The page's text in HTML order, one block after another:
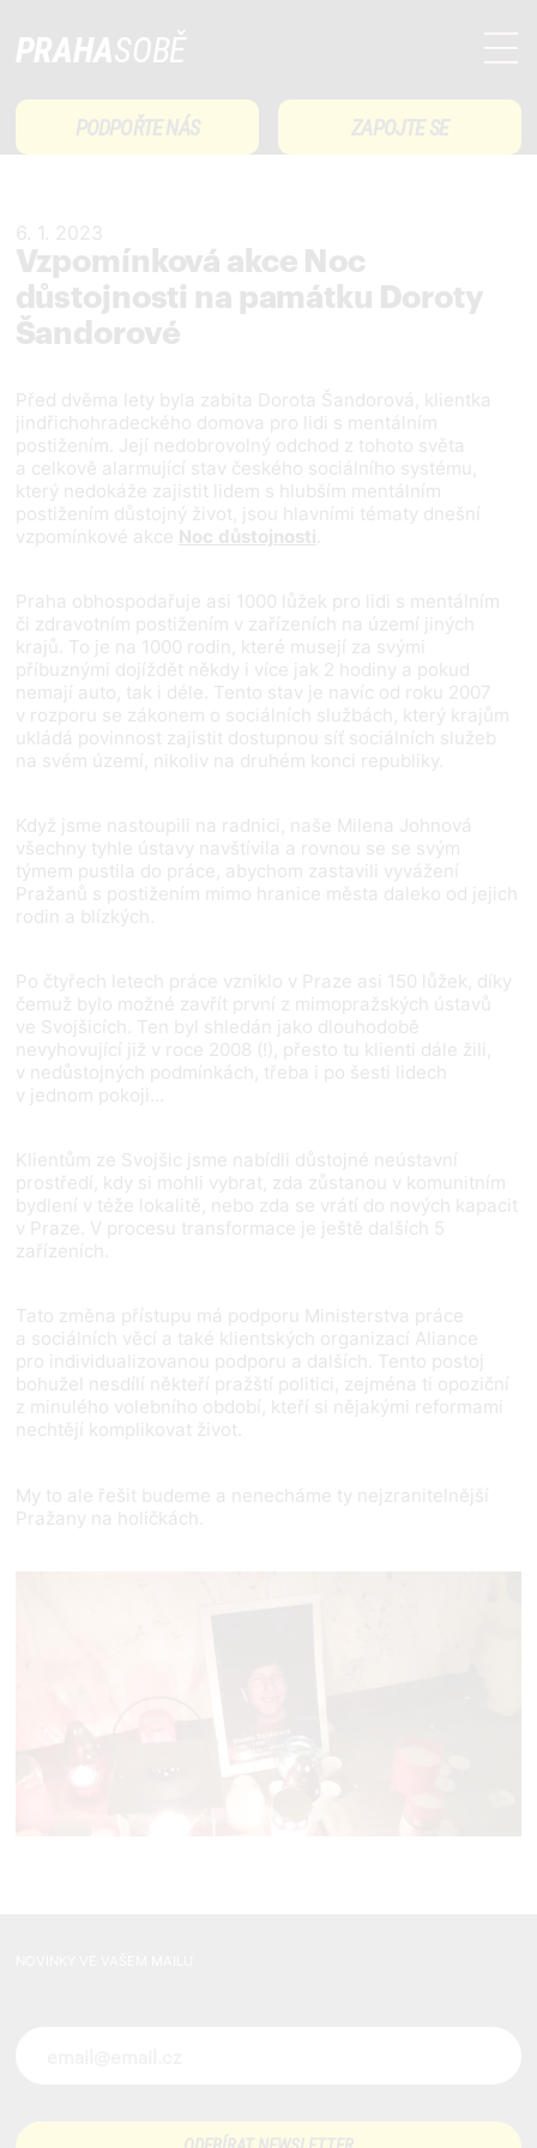
PRAHASOBĚ
PODPOŘTE NÁS ZAPOJTE SE
6. 1. 2023
Vzpomínková akce Noc
důstojnosti na památku Doroty
Šandorové
Před dvěma lety byla zabita Dorota Šandorová, klientka
jindřichohradeckého domova pro lidi s mentálním
postižením. Její nedobrovolný odchod z tohoto světa
a celkově alarmující stav českého sociálního systému,
který nedokáže zajistit lidem s hlubším mentálním
postižením důstojný život, jsou hlavními tématy dnešní
vzpomínkové akce Noc důstojnosti
Praha obhospodařuje asi 1000 lůžek pro lidi s mentálním
či zdravotním postižením v zařízeních na území jiných
krajů. To je na 1000 rodin, které musejí za svými
příbuznými dojíždět někdy i více jak 2 hodiny a pokud
nemají auto, tak i déle. Tento stav je navíc od roku 2007
v rozporu se zákonem o sociálních službách, který krajům
ukládá povinnost zajistit dostupnou síť sociálních služeb
na svém území, nikoliv na druhém konci republiky.
Když jsme nastoupili na radnici, naše Milena Johnová
všechny tyhle ústavy navštívila a rovnou se se svým
týmem pustila do práce, abychom zastavili vyvážení
Pražanů s postižením mimo hranice města daleko od jejich
rodin a blízkých.
Po čtyřech letech práce vzniklo v Praze asi 150 lůžek, díky
čemuž bylo možné zavřít první z mimopražských ústavů
ve Svojšicích. Ten byl shledán jako dlouhodobě
nevyhovující již v roce 2008 (!), přesto tu klienti dále žili,
v nedůstojných podmínkách, třeba i po šesti lidech
v jednom pokoji…
Klientům ze Svojšic jsme nabídli důstojné neústavní
prostředí, kdy si mohli vybrat, zda zůstanou v komunitním
bydlení v téže lokalitě, nebo zda se vrátí do nových kapacit
v Praze. V procesu transformace je ještě dalších 5
zařízeních.
Tato změna přístupu má podporu Ministerstva práce
a sociálních věcí a také klientských organizací Aliance
pro individualizovanou podporu a dalších. Tento postoj
bohužel nesdílí někteří pražští politici, zejména ti opoziční
z minulého volebního období, kteří si nějakými reformami
nechtějí komplikovat život.
My to ale řešit budeme a nenecháme ty nejzranitelnější
Pražany na holičkách.